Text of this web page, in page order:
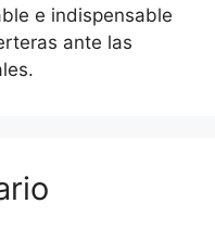
e indispensable
ante las